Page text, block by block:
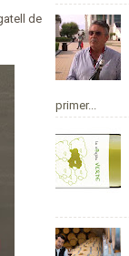
de
primer...